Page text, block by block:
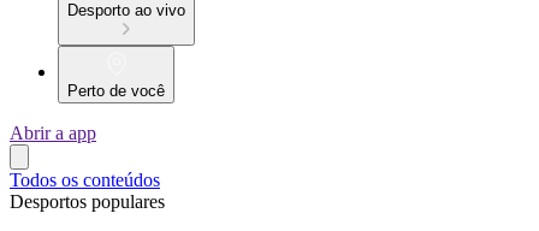
Desporto ao vivo
Perto de você
Abrir a app
Todos os conteúdos
Desportos populares